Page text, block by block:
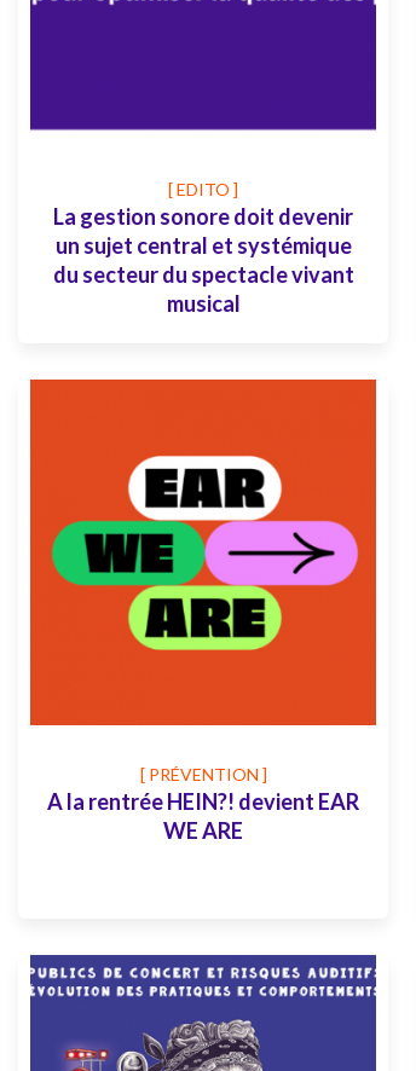
[ EDITO ]
La gestion sonore doit devenir
un sujet central et systémique
du secteur du spectacle vivant
musical
[ PRÉVENTION ]
A la rentrée HEIN?! devient EAR
WE ARE